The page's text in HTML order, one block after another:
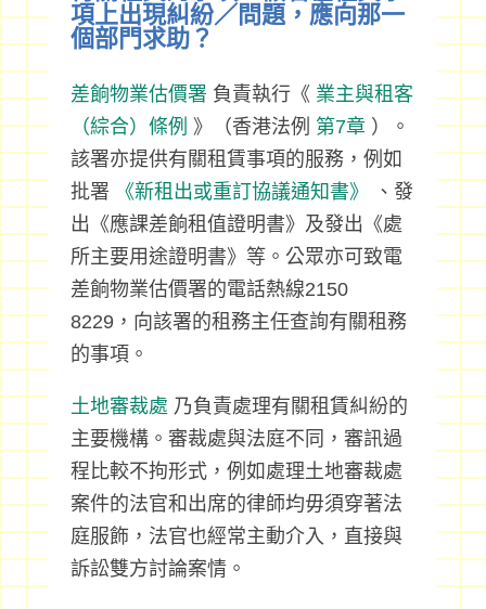
項上出現糾紛／問題，應向那一
個部門求助？
差餉物業估價署 負責執行《 業主與租客
（綜合）條例 》（香港法例 第7章）。
該署亦提供有關租賃事項的服務，例如
批署
《新租出或重訂協議通知書》
、發
出《應課差餉租值證明書》及發出《處
所主要用途證明書》等。公眾亦可致電
差餉物業估價署的電話熱線2150
8229，向該署的租務主任查詢有關租務
的事項。
土地審裁處 乃負責處理有關租賃糾紛的
主要機構。審裁處與法庭不同，審訊過
程比較不拘形式，例如處理土地審裁處
案件的法官和出席的律師均毋須穿著法
庭服飾，法官也經常主動介入，直接與
訴訟雙方討論案情。